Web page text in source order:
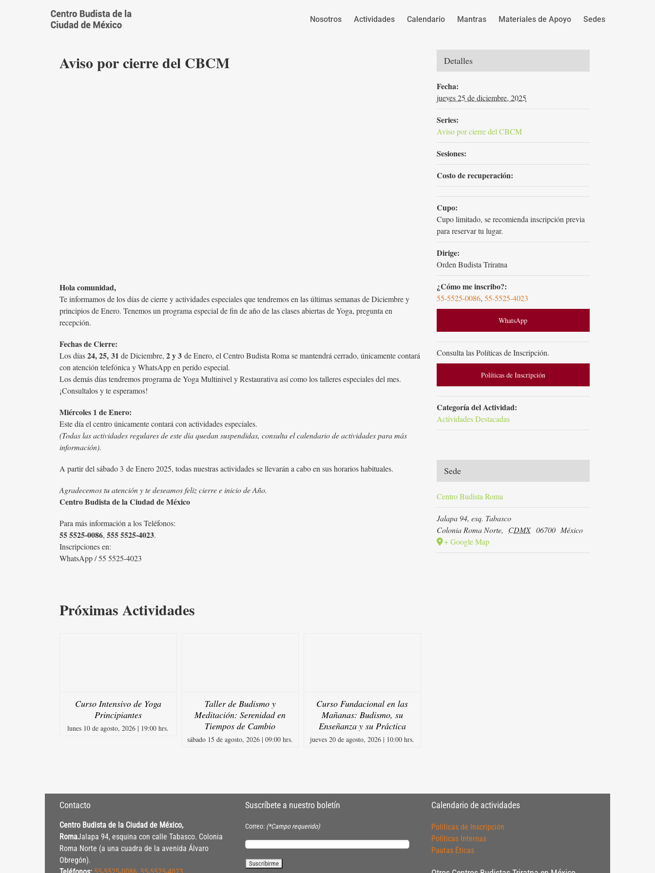
Nosotros Actividades Calendario Mantras Materiales de Apoyo Sedes
Aviso por cierre del CBCM
Hola comunidad,
Te informamos de los días de cierre y actividades especiales que tendremos en las últimas semanas de Diciembre y
principios de Enero. Tenemos un programa especial de fin de año de las clases abiertas de Yoga, pregunta en
recepción.
Fechas de Cierre:
Los días24, 25, 31 de Diciembre, 2 y 3 de Enero, el Centro Budista Roma se mantendrá cerrado, únicamente contará
con atención telefónica y WhatsApp en perído especial.
Los demás días tendremos programa de Yoga Multinivel y Restaurativa así como los talleres especiales del mes.
¡Consultalos y te esperamos!
Miércoles 1 de Enero:
Este día el centro únicamente contará con actividades especiales.
(Todas las actividades regulares de este día quedan suspendidas, consulta el calendario de actividades para más
información).
A partir del sábado 3 de Enero 2025, todas nuestras actividades se llevarán a cabo en sus horarios habituales.
Agradecemos tu atención y te deseamos feliz cierre e inicio de Año.
Centro Budista de la Ciudad de México
Para más información a los Teléfonos:
55 5525-0086, 555 5525-4023.
Inscripciones en:
WhatsApp / 55 5525-4023
Próximas Actividades
Curso Intensivo de Yoga
Principiantes
lunes 10 de agosto, 2026 | 19:00 hrs.
Taller de Budismo y
Meditación: Serenidad en
Tiempos de Cambio
sábado 15 de agosto, 2026 | 09:00 hrs.
Curso Fundacional en las
Mañanas: Budismo, su
Enseñanza y su Práctica
jueves 20 de agosto, 2026 | 10:00 hrs.
Detalles
Fecha:
jueves 25 de diciembre, 2025
Series:
Aviso por cierre del CBCM
Sesiones:
Costo de recuperación:
Cupo:
Cupo limitado, se recomienda inscripción previa
para reservar tu lugar.
Dirige:
Orden Budista Triratna
¿Cómo me inscribo?:
55-5525-0086, 55-5525-4023
WhatsApp
Consulta las Políticas de Inscripción.
Políticas de Inscripción
Categoría del Actividad:
Actividades Destacadas
Sede
Centro Budista Roma
Jalapa 94, esq. Tabasco
Colonia Roma Norte, CDMX 06700 México
+ Google Map
Contacto
Centro Budista de la Ciudad de México,
RomaJalapa 94, esquina con calle Tabasco. Colonia
Roma Norte (a una cuadra de la avenida Álvaro
Obregón).
Suscríbete a nuestro boletín
Correo: (*Campo requerido)
Calendario de actividades
Políticas de Inscripción
Políticas Internas
Pautas Éticas